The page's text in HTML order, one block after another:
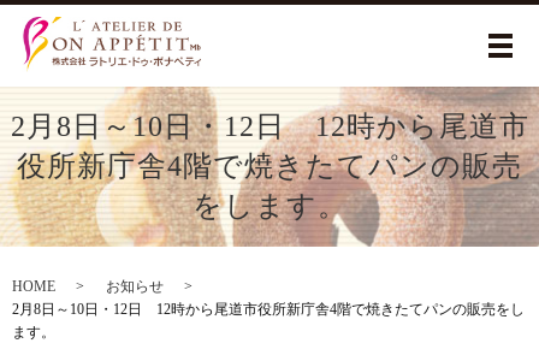
メ
2月8日～10日・12日 12時から尾道市
役所新庁舎4階で焼きたてパンの販売
をします。
HOME
お知らせ
2月8日～10日・12日 12時から尾道市役所新庁舎4階で焼きたてパンの販売をし
ます。